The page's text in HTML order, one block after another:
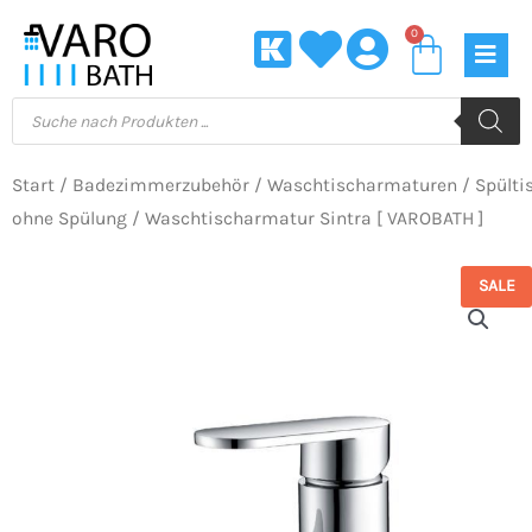
Inhalt
springen
0
Products
search
Start / Badezimmerzubehör / Waschtischarmaturen /
ohne Spülung / Waschtischarmatur Sintra [ VAROBATH ]
SALE